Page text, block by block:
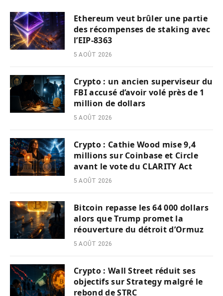
Ethereum veut brûler une partie
des récompenses de staking avec
l’EIP-8363
5 AOÛT 2026
Crypto : un ancien superviseur du
FBI accusé d’avoir volé près de 1
million de dollars
5 AOÛT 2026
Crypto : Cathie Wood mise 9,4
millions sur Coinbase et Circle
avant le vote du CLARITY Act
5 AOÛT 2026
Bitcoin repasse les 64 000 dollars
alors que Trump promet la
réouverture du détroit d’Ormuz
5 AOÛT 2026
Crypto : Wall Street réduit ses
objectifs sur Strategy malgré le
rebond de STRC